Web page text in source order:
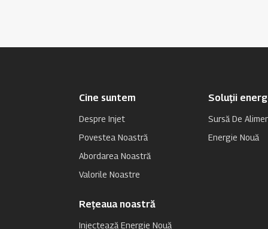
Cine suntem
Despre Injet
Povestea Noastră
Abordarea Noastră
Valorile Noastre
Soluții
Sursă De
Energie Nouă
Rețeaua noastră
Injectează Energie Nouă